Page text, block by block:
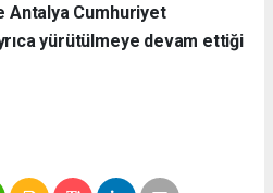
Antalya Cumhuriyet
yürütülmeye devam ettiği